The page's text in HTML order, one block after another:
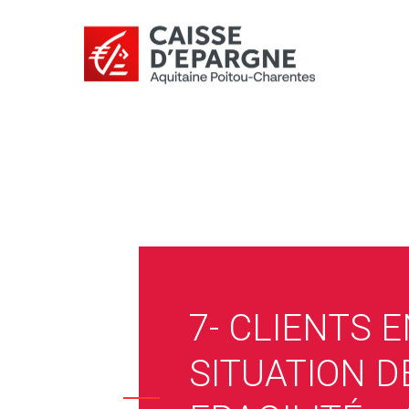
7- CLIENTS
SITUATION